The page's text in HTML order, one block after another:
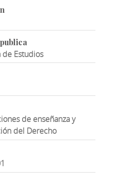
de Estudios
de enseñanza y
del Derecho